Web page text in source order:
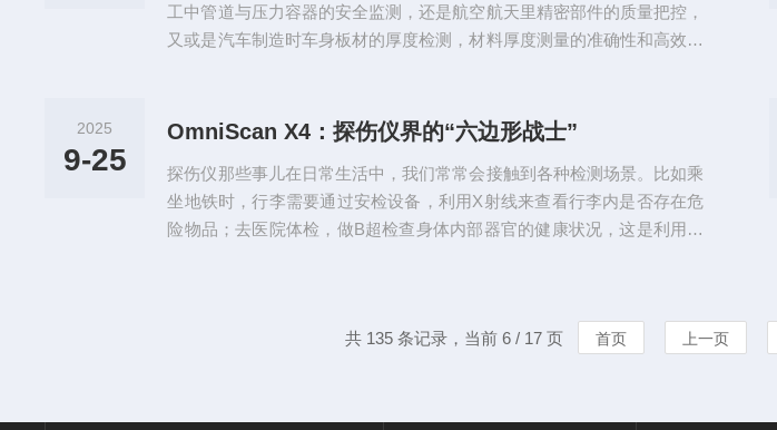
工中管道与压力容器的安全监测，还是航空航天里精密部件的质量把控，
又或是汽车制造时车身板材的厚度检测，材料厚度测量的准确性和高效性
节影响车辆性能。传统测厚仪在面对复杂工况和高精度要求时，常有力不
同一股革新力量，打破了这...
2025
9-25
OmniScan X4：探伤仪界的“六边形战士”
探伤仪那些事儿在日常生活中，我们常常会接触到各种检测场景。比如乘
坐地铁时，行李需要通过安检设备，利用X射线来查看行李内是否存在危
险物品；去医院体检，做B超检查身体内部器官的健康状况，这是利用超
单来说，就是在不损害或不影响被检测对象使用性能的前提下，采用射
共 135 条记录，当前 6 / 17 页 首页 上一页